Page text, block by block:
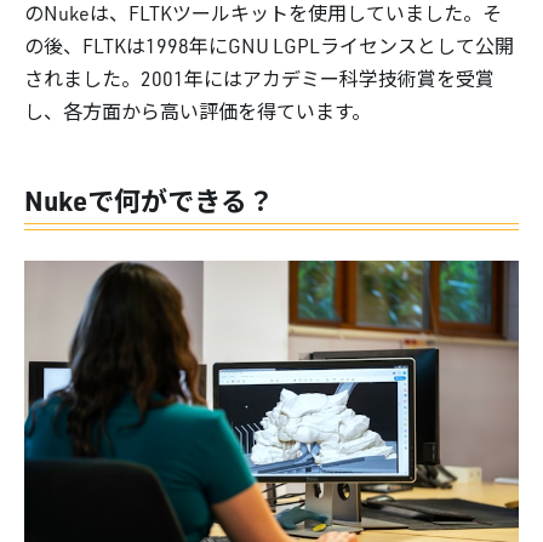
のNukeは、FLTKツールキットを使用していました。そ
の後、FLTKは1998年にGNU LGPLライセンスとして公開
されました。2001年にはアカデミー科学技術賞を受賞
し、各方面から高い評価を得ています。
Nukeで何ができる？